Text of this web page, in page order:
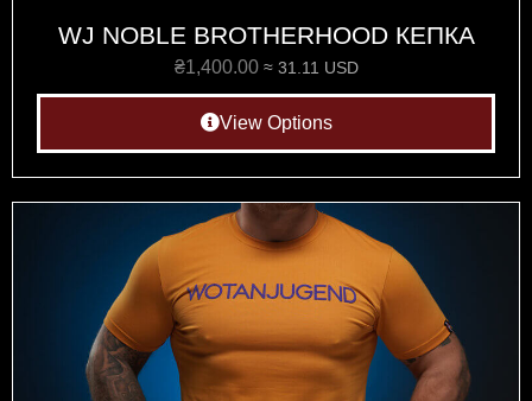
WJ NOBLE BROTHERHOOD КЕПКА
₴1,400.00 ≈ 31.11 USD
View Options